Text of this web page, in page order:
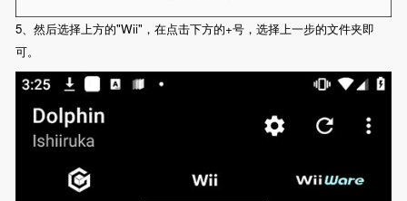
5、然后选择上方的"Wii"，在点击下方的+号，选择上一步的文件夹即
可。